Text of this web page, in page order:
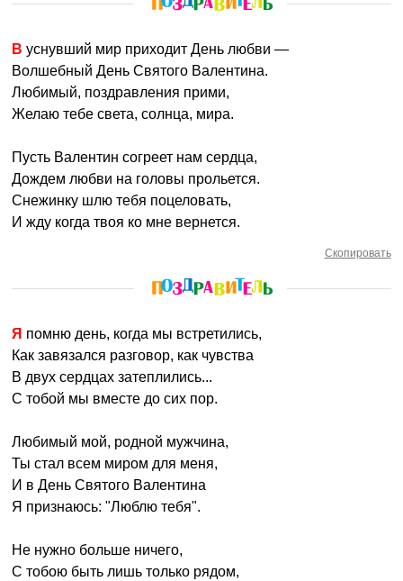
В уснувший мир приходит День любви —
Волшебный День Святого Валентина.
Любимый, поздравления прими,
Желаю тебе света, солнца, мира.
Пусть Валентин согреет нам сердца,
Дождем любви на головы прольется.
Снежинку шлю тебя поцеловать,
И жду когда твоя ко мне вернется.
Скопировать
Я помню день, когда мы встретились,
Как завязался разговор, как чувства
В двух сердцах затеплились...
С тобой мы вместе до сих пор.
Любимый мой, родной мужчина,
Ты стал всем миром для меня,
И в День Святого Валентина
Я признаюсь: "Люблю тебя".
Не нужно больше ничего,
С тобою быть лишь только рядом,